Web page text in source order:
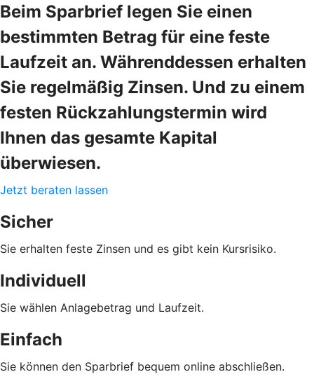
Beim Sparbrief legen Sie einen
bestimmten Betrag für eine feste
Laufzeit an. Währenddessen erhalten
Sie regelmäßig Zinsen. Und zu einem
festen Rückzahlungstermin wird
Ihnen das gesamte Kapital
überwiesen.
Jetzt beraten lassen
Sicher
Sie erhalten feste Zinsen und es gibt kein Kursrisiko.
Individuell
Sie wählen Anlagebetrag und Laufzeit.
Einfach
Sie können den Sparbrief bequem online abschließen.